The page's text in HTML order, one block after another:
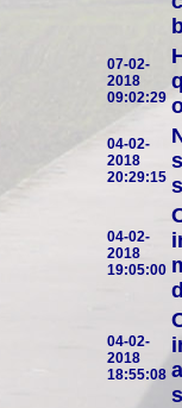
07-02-
2018
09:02:29
04-02-
2018
20:29:15
04-02-
2018
19:05:00
04-02-
2018
18:55:08